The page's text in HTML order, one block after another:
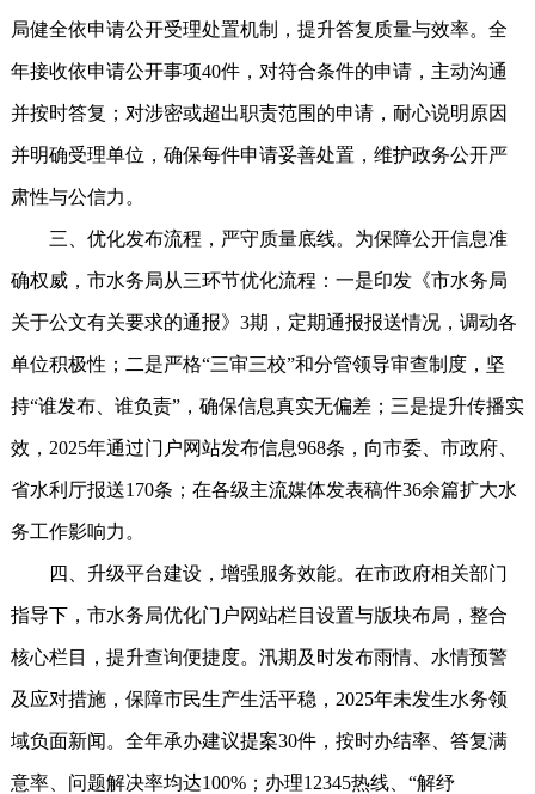
局健全依申请公开受理处置机制，提升答复质量与效率。全
年接收依申请公开事项40件，对符合条件的申请，主动沟通
并按时答复；对涉密或超出职责范围的申请，耐心说明原因
并明确受理单位，确保每件申请妥善处置，维护政务公开严
肃性与公信力。
三、优化发布流程，严守质量底线。为保障公开信息准
确权威，市水务局从三环节优化流程：一是印发《市水务局
关于公文有关要求的通报》3期，定期通报报送情况，调动各
单位积极性；二是严格“三审三校”和分管领导审查制度，坚
持“谁发布、谁负责”，确保信息真实无偏差；三是提升传播实
效，2025年通过门户网站发布信息968条，向市委、市政府、
省水利厅报送170条；在各级主流媒体发表稿件36余篇扩大水
务工作影响力。
四、升级平台建设，增强服务效能。在市政府相关部门
指导下，市水务局优化门户网站栏目设置与版块布局，整合
核心栏目，提升查询便捷度。汛期及时发布雨情、水情预警
及应对措施，保障市民生产生活平稳，2025年未发生水务领
域负面新闻。全年承办建议提案30件，按时办结率、答复满
意率、问题解决率均达100%；办理12345热线、“解纾